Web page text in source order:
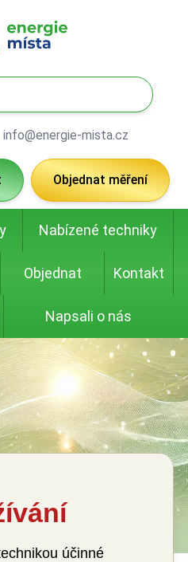
info@energie-mista.cz
Objednat měření
Nabízené techniky
Objednat Kontakt
Napsali o nás
účinné